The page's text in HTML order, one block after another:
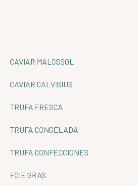
CAVIAR MALOSSOL
CAVIAR CALVISIUS
TRUFA FRESCA
TRUFA CONGELADA
TRUFA CONFECCIONES
FOIE GRAS